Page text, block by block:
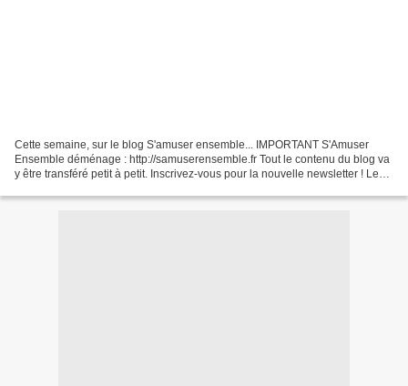
Cette semaine, sur le blog S'amuser ensemble... IMPORTANT S'Amuser
Ensemble déménage : http://samuserensemble.fr Tout le contenu du blog va
y être transféré petit à petit. Inscrivez-vous pour la nouvelle newsletter ! Le